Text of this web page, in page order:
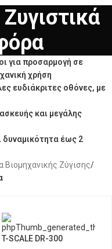
για προσαρμογή σε
χρήση
ευδιάκριτες οθόνες, με
και μεγάλης
δυναμικότητα έως 2
Βιομηχανικής Ζύγισης/
T-SCALE DR-300